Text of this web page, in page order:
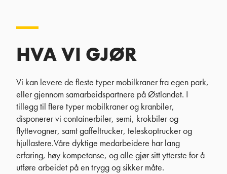
HVA VI GJØR
Vi kan levere de fleste typer mobilkraner fra egen park,
eller gjennom samarbeidspartnere på Østlandet. I
tillegg til flere typer mobilkraner og kranbiler,
disponerer vi containerbiler, semi, krokbiler og
flyttevogner, samt gaffeltrucker, teleskoptrucker og
hjullastere.Våre dyktige medarbeidere har lang
erfaring, høy kompetanse, og alle gjør sitt ytterste for å
utføre arbeidet på en trygg og sikker måte.